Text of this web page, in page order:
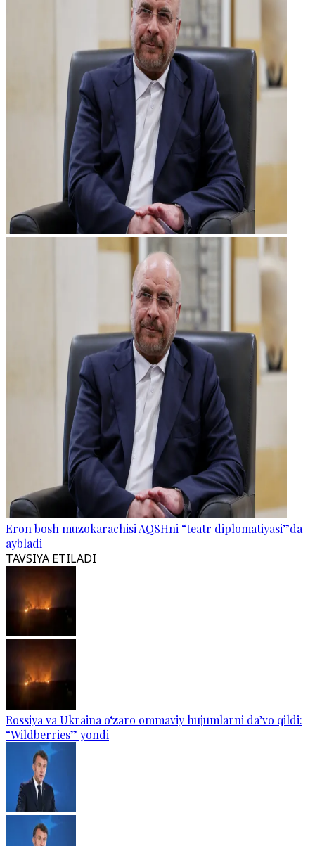
Eron bosh muzokarachisi AQSHni “teatr diplomatiyasi”da
aybladi
TAVSIYA ETILADI
Rossiya va Ukraina o‘zaro ommaviy hujumlarni da’vo qildi:
“Wildberries” yondi